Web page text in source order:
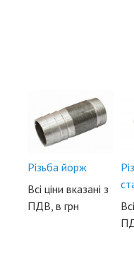
Різьба йорж
Всі ціни вказані з
ПДВ, в грн